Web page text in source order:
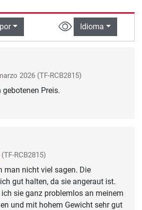
Idioma
2026 (TF-RCB2815)
(TF-RCB2815)
man nicht viel sagen. Die
gut halten, da sie angeraut ist.
sie ganz problemlos an meinem
und mit hohem Gewicht sehr gut